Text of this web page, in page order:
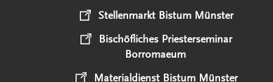
Stellenmarkt Bistum Münster
Bischöfliches Priesterseminar
Borromaeum
Materialdienst Bistum Münster